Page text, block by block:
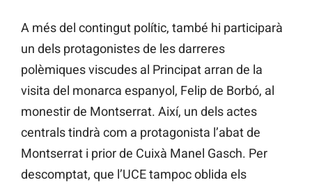
A més del contingut polític, també hi participarà
un dels protagonistes de les darreres
polèmiques viscudes al Principat arran de la
visita del monarca espanyol, Felip de Borbó, al
monestir de Montserrat. Així, un dels actes
centrals tindrà com a protagonista l’abat de
Montserrat i prior de Cuixà Manel Gasch. Per
descomptat, que l’UCE tampoc oblida els